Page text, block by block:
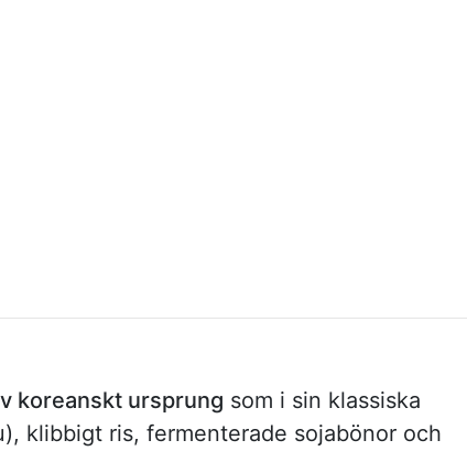
koreanskt ursprung som i sin klassiska
klibbigt ris, fermenterade sojabönor och